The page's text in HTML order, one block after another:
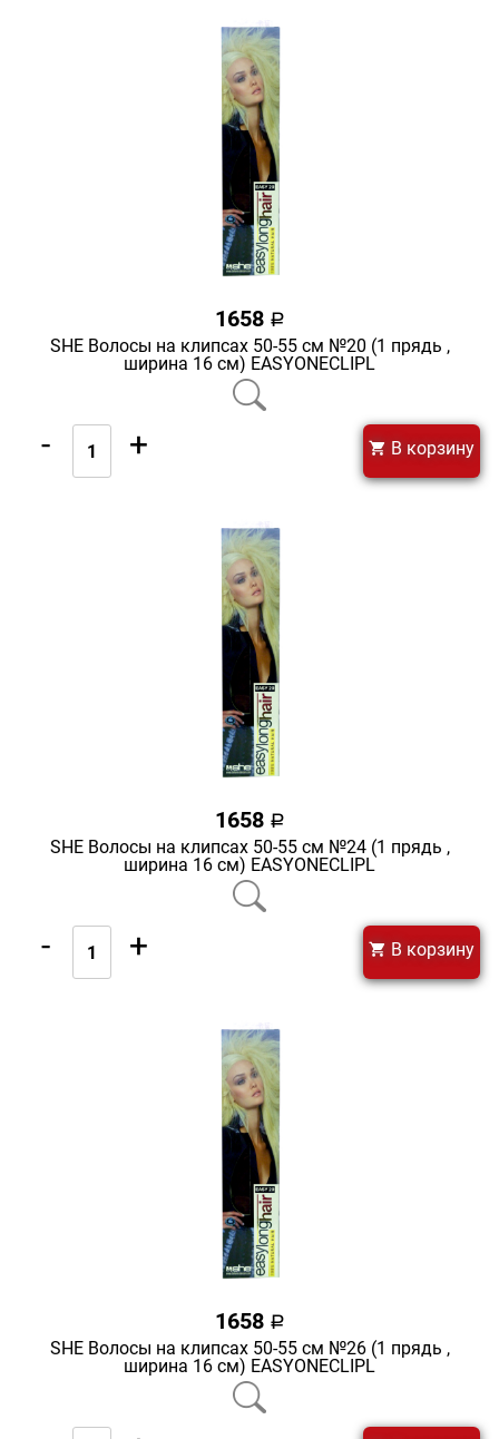
1658 a
SHE Волосы на клипсах 50-55 см №20 (1 прядь ,
ширина 16 см) EASYONECLIPL
- + В корзину
1658 a
SHE Волосы на клипсах 50-55 см №24 (1 прядь ,
ширина 16 см) EASYONECLIPL
- + В корзину
1658 a
SHE Волосы на клипсах 50-55 см №26 (1 прядь ,
ширина 16 см) EASYONECLIPL